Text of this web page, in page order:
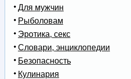
Для мужчин
Рыболовам
Эротика, секс
Словари, энциклопедии
Безопасность
Кулинария